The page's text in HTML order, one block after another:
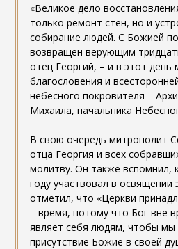
«Великое дело
только ремонт стен, но и
собирание людей. С Божией
возвращен верующим
отец Георгий, – и в этот
благословения и
небесного покровителя –
Михаила, начальника
В свою очередь митрополит
отца Георгия и всех
молитву. Он также вспомнил,
году участвовал в освящении
отметил, что «Церкви
– время, потому что Бог вне
являет себя людям, чтобы
присутствие Божие в своей